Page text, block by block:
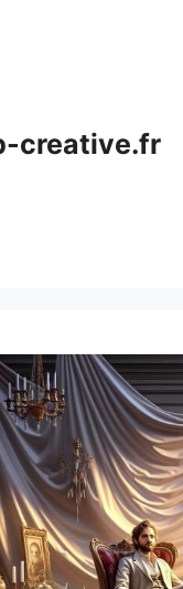
creative.fr